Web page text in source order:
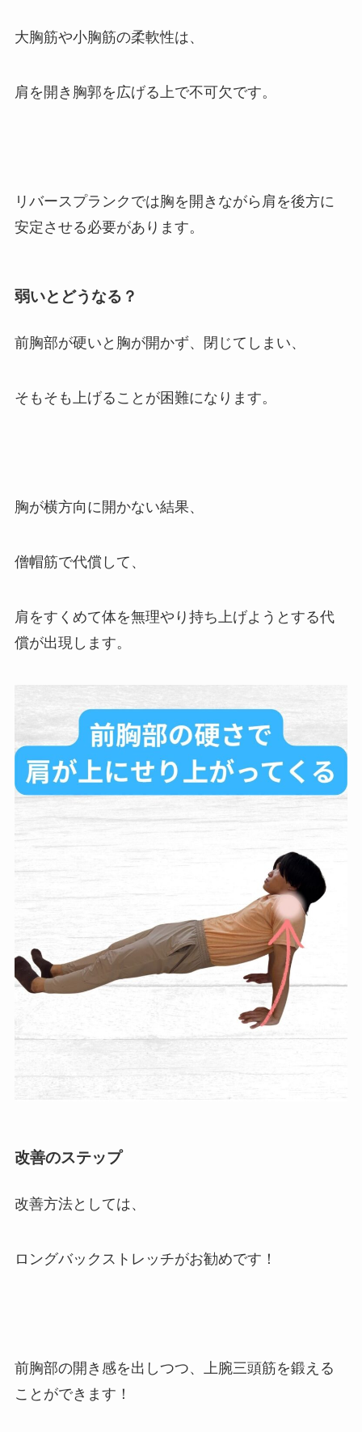
大胸筋や小胸筋の柔軟性は、
肩を開き胸郭を広げる上で不可欠です。
リバースプランクでは胸を開きながら肩を後方に
安定させる必要があります。
弱いとどうなる？
前胸部が硬いと胸が開かず、閉じてしまい、
そもそも上げることが困難になります。
胸が横方向に開かない結果、
僧帽筋で代償して、
肩をすくめて体を無理やり持ち上げようとする代
償が出現します。
改善のステップ
改善方法としては、
ロングバックストレッチがお勧めです！
前胸部の開き感を出しつつ、上腕三頭筋を鍛える
ことができます！